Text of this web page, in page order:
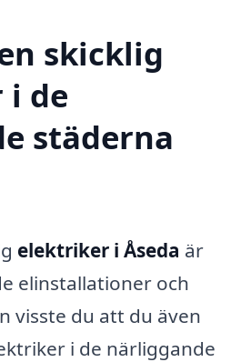
skicklig
de
städerna
elektriker i Åseda är
elinstallationer och
visste du att du även
i de närliggande